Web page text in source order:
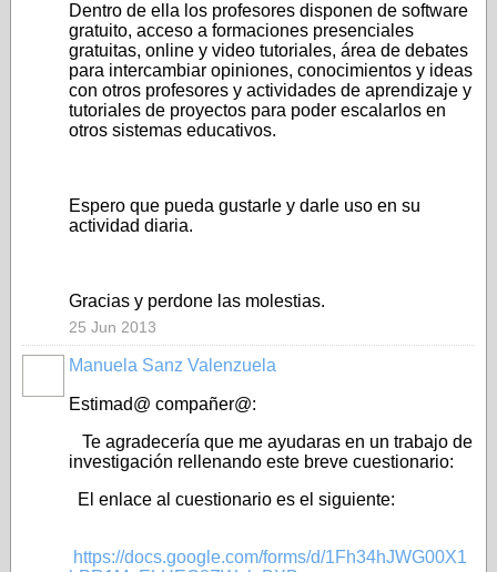
Dentro de ella los profesores disponen de software
gratuito, acceso a formaciones presenciales
gratuitas, online y video tutoriales, área de debates
para intercambiar opiniones, conocimientos y ideas
con otros profesores y actividades de aprendizaje y
tutoriales de proyectos para poder escalarlos en
otros sistemas educativos.
Espero que pueda gustarle y darle uso en su
actividad diaria.
Gracias y perdone las molestias.
25 Jun 2013
Manuela Sanz Valenzuela
Estimad@ compañer@:
Te agradecería que me ayudaras en un trabajo de
investigación rellenando este breve cuestionario:
El enlace al cuestionario es el siguiente:
https://docs.google.com/forms/d/1Fh34hJWG00X1